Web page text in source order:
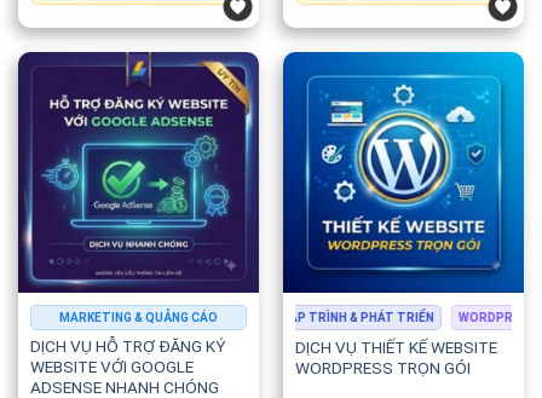
MARKETING & QUẢNG CÁO
DỊCH VỤ HỖ TRỢ ĐĂNG KÝ
WEBSITE VỚI GOOGLE
ADSENSE NHANH CHÓNG
WORDPRESS THIẾT KẾ WEBSITE LẬP TRÌNH & PHÁT TRIỂN WORDPRESS
DỊCH VỤ THIẾT KẾ WEBSITE
WORDPRESS TRỌN GÓI